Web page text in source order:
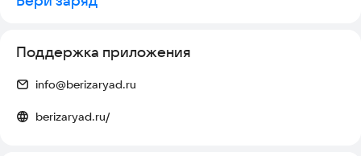
Поддержка приложения
info@berizaryad.ru
berizaryad.ru/